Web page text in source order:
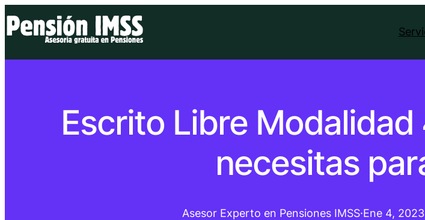
Escrito Libre
necesitas
Asesor Experto en Pensiones IMSS·Ene 4, 2023